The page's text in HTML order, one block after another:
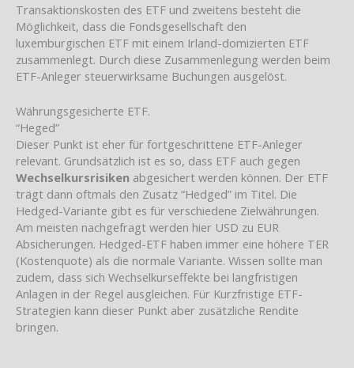
Transaktionskosten des ETF und zweitens besteht die
Möglichkeit, dass die Fondsgesellschaft den
luxemburgischen ETF mit einem Irland-domizierten ETF
zusammenlegt. Durch diese Zusammenlegung werden beim
ETF-Anleger steuerwirksame Buchungen ausgelöst.
Währungsgesicherte ETF.
“Heged”
Dieser Punkt ist eher für fortgeschrittene ETF-Anleger
relevant. Grundsätzlich ist es so, dass ETF auch gegen
Wechselkursrisiken abgesichert werden können. Der ETF
trägt dann oftmals den Zusatz “Hedged” im Titel. Die
Hedged-Variante gibt es für verschiedene Zielwährungen.
Am meisten nachgefragt werden hier USD zu EUR
Absicherungen. Hedged-ETF haben immer eine höhere TER
(Kostenquote) als die normale Variante. Wissen sollte man
zudem, dass sich Wechselkurseffekte bei langfristigen
Anlagen in der Regel ausgleichen. Für Kurzfristige ETF-
Strategien kann dieser Punkt aber zusätzliche Rendite
bringen.